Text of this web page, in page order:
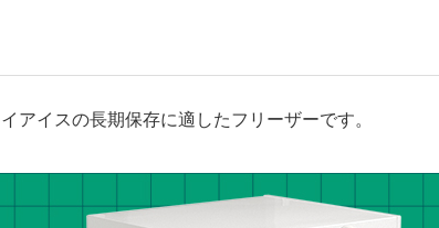
アイスの長期保存に適したフリーザーです。